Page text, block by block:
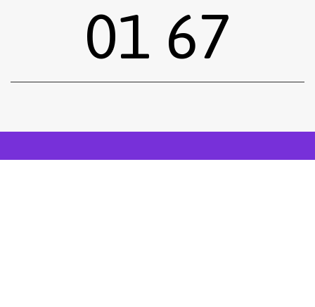
Sous-total : 0,00€
01 67